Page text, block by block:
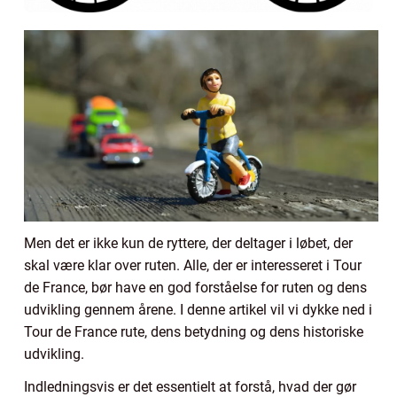
Men det er ikke kun de ryttere, der deltager i løbet, der
skal være klar over ruten. Alle, der er interesseret i Tour
de France, bør have en god forståelse for ruten og dens
udvikling gennem årene. I denne artikel vil vi dykke ned i
Tour de France rute, dens betydning og dens historiske
udvikling.
Indledningsvis er det essentielt at forstå, hvad der gør